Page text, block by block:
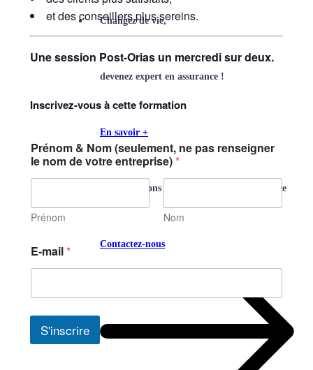
Changez de vie,
devenez expert en assurance !
En savoir +
Nous couvrons tous vos besoins en assurance
Contactez-nous
et des conseillers plus sereins.
Une session Post-Orias un mercredi sur deux.
Inscrivez-vous à cette formation
Prénom & Nom (seulement, ne pas renseigner
le nom de votre entreprise)*
Prénom Nom
E-mail*
S'inscrire